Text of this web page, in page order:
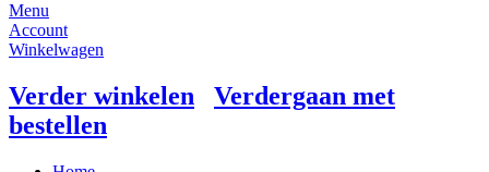
Menu
Account
Winkelwagen
Verder winkelen
Verdergaan met
bestellen